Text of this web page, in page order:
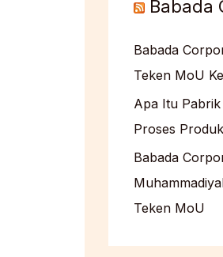
Babada
Babada
Teken MoU
Apa Itu
Proses
Babada
Teken MoU